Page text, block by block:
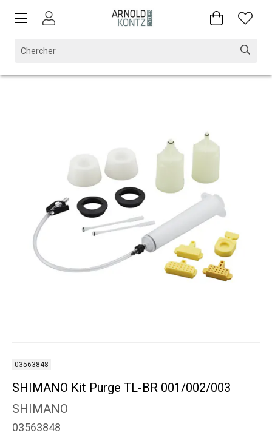
03563848
SHIMANO Kit Purge TL-BR 001/002/003
SHIMANO
03563848